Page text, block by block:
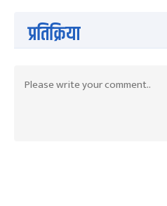
प्रतिक्रिया